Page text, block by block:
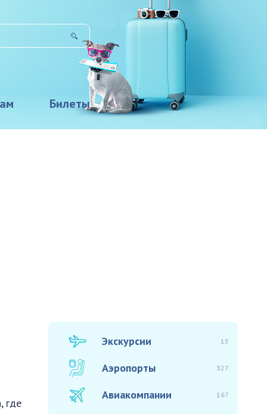
Билеты
где
Экскурсии 15
Аэропорты 327
Авиакомпании 167